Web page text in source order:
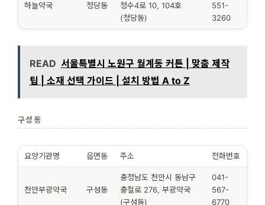
하늘약국 청당동
청수4로 10, 104호
(청당동)
551-
3260
READ 서울특별시 노원구 월계동 커튼 | 맞춤 제작
팁 | 소재 선택 가이드 | 설치 방법 A to Z
구성동
요양기관명 읍면동 주소 전화번호
천안부광약국 구성동
충청남도 천안시 동남구
충절로 276, 부광약국
(구성동)
041-
567-
6770